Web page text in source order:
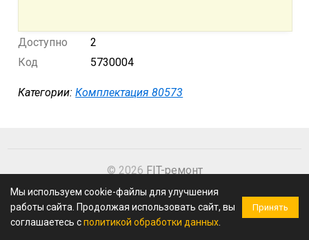
Доступно
2
Код
5730004
Категории:Комплектация 80573
© 2026 FIT-ремонт
Мы используем cookie-файлы для улучшения
работы сайта. Продолжая использовать сайт, вы
соглашаетесь сполитикой обработки данных
Принять